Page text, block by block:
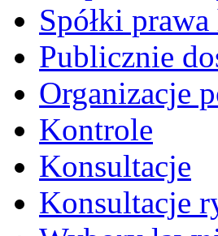
Spółki
Publicznie
Organizacje
Kontrole
Konsultacje
Konsultacje